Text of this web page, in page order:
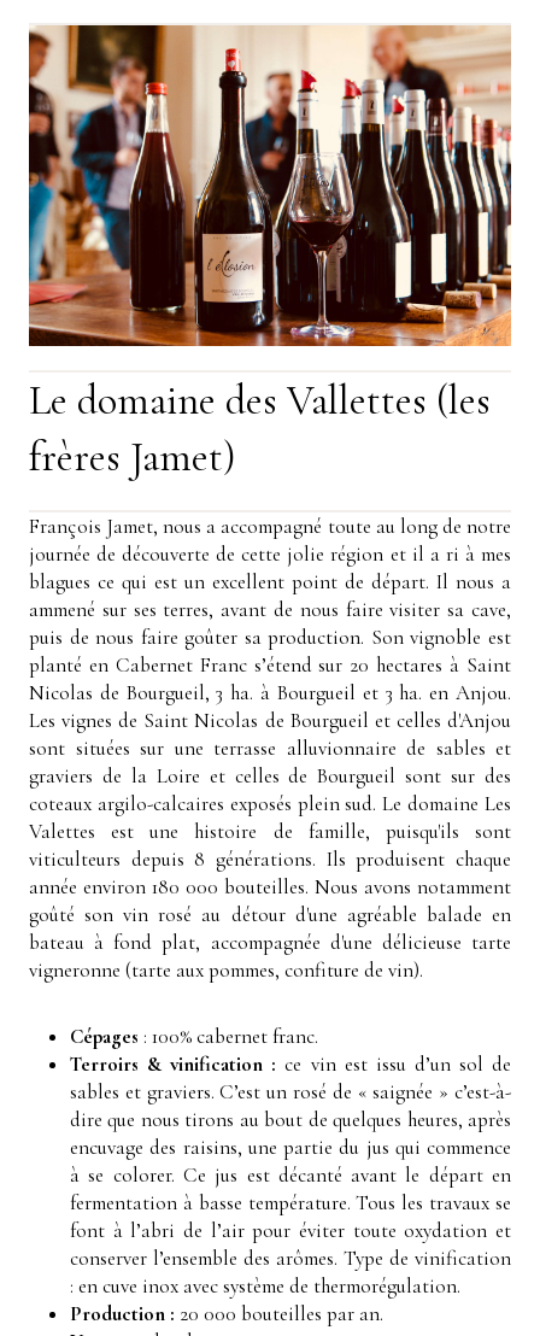
Le domaine des Vallettes (les
frères Jamet)
François Jamet, nous a accompagné toute au long de notre
journée de découverte de cette jolie région et il a ri à mes
blagues ce qui est un excellent point de départ. Il nous a
ammené sur ses terres, avant de nous faire visiter sa cave,
puis de nous faire goûter sa production. Son vignoble est
planté en Cabernet Franc s’étend sur 20 hectares à Saint
Nicolas de Bourgueil, 3 ha. à Bourgueil et 3 ha. en Anjou.
Les vignes de Saint Nicolas de Bourgueil et celles d'Anjou
sont situées sur une terrasse alluvionnaire de sables et
graviers de la Loire et celles de Bourgueil sont sur des
coteaux argilo-calcaires exposés plein sud. Le domaine Les
Valettes est une histoire de famille, puisqu'ils sont
viticulteurs depuis 8 générations. Ils produisent chaque
année environ 180 000 bouteilles. Nous avons notamment
goûté son vin rosé au détour d'une agréable balade en
bateau à fond plat, accompagnée d'une délicieuse tarte
vigneronne (tarte aux pommes, confiture de vin).
Cépages : 100% cabernet franc.
Terroirs & vinification : ce vin est issu d’un sol de
sables et graviers. C’est un rosé de « saignée » c’est-à-
dire que nous tirons au bout de quelques heures, après
encuvage des raisins, une partie du jus qui commence
à se colorer. Ce jus est décanté avant le départ en
fermentation à basse température. Tous les travaux se
font à l’abri de l’air pour éviter toute oxydation et
conserver l’ensemble des arômes. Type de vinification
: en cuve inox avec système de thermorégulation.
Production : 20 000 bouteilles par an.